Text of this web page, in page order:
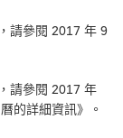
請參閱 2017 年 9
請參閱 2017 年
的詳細資訊》。